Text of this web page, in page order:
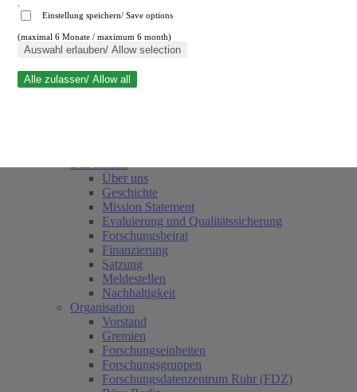
Suche schließen
Über uns
Geschichte
Mission Statement
Evaluierung und Qualitätssicherung
Forschungsbeirat
Finanzierung
Satzung
Meldestellen
Nachhaltigkeit
Organisation
Vorstand
Gremien
Forschungseinheiten
Forschungsgruppen
Forschungsdatenzentrum Ruhr (FDZ)
Einstellung speichern/ Save options
(maximal 6 Monate / maximum 6 month)
Auswahl erlauben/ Allow selection
Alle zulassen/ Allow all